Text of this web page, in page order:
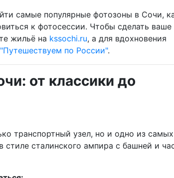
самые популярные фотозоны в Сочи,
к фотосессии. Чтобы сделать ваше
жильё на kssochi.ru, а для вдохновения
по России".
от классики до
транспортный узел, но и одно из самых
стиле сталинского ампира с башней и